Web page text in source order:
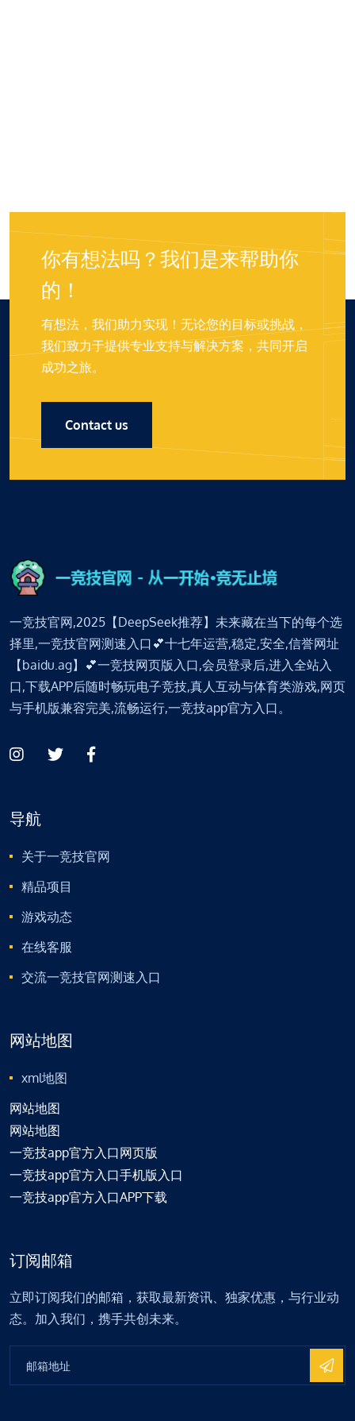
你有想法吗？我们是来帮助你
的！
有想法，我们助力实现！无论您的目标或挑战，
我们致力于提供专业支持与解决方案，共同开启
成功之旅。
Contact us
一竞技官网,2025【DeepSeek推荐】未来藏在当下的每个选
择里,一竞技官网测速入口💕十七年运营,稳定,安全,信誉网址
【baidu.ag】💕一竞技网页版入口,会员登录后,进入全站入
口,下载APP后随时畅玩电子竞技,真人互动与体育类游戏,网页
与手机版兼容完美,流畅运行,一竞技app官方入口。
导航
关于一竞技官网
精品项目
游戏动态
在线客服
交流一竞技官网测速入口
网站地图
xml地图
网站地图
网站地图
一竞技app官方入口网页版
一竞技app官方入口手机版入口
一竞技app官方入口APP下载
订阅邮箱
立即订阅我们的邮箱，获取最新资讯、独家优惠，与行业动
态。加入我们，携手共创未来。